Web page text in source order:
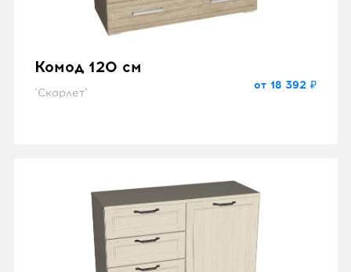
Комод 120 см
"Скарлет"
от 18 392 ₽